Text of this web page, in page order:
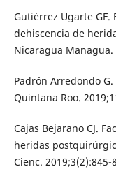
Gutiérrez Ugarte GF.
dehiscencia de
Nicaragua Managua.
Padrón Arredondo
Quintana Roo.
Cajas Bejarano CJ.
heridas
Cienc. 2019;3(2):845-